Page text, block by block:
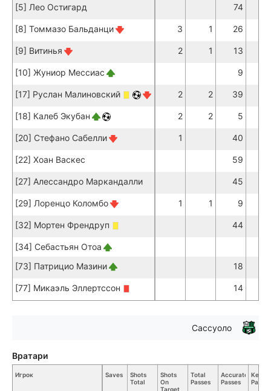
[5] Лео Остигард 74
[8] Томмазо Бальданци 3 1 26
[9] Витинья 2 1 13
[10] Жуниор Мессиас 9
[17] Руслан Малиновский 2 2 39
[18] Калеб Экубан 2 2 5
[20] Стефано Сабелли 1 40
[22] Хоан Васкес 59
[27] Алессандро Маркандалли 45
[29] Лоренцо Коломбо 1 1 9
[32] Мортен Френдруп 44
[34] Себастьян Отоа
[73] Патрицио Мазини
18
[77] Микаэль Эллертссон 14
Сассуоло
Игрок Saves
Shots
Total
Shots
On
Target
Total
Passes
Accurate
Passes
Key
Passes
Вратари